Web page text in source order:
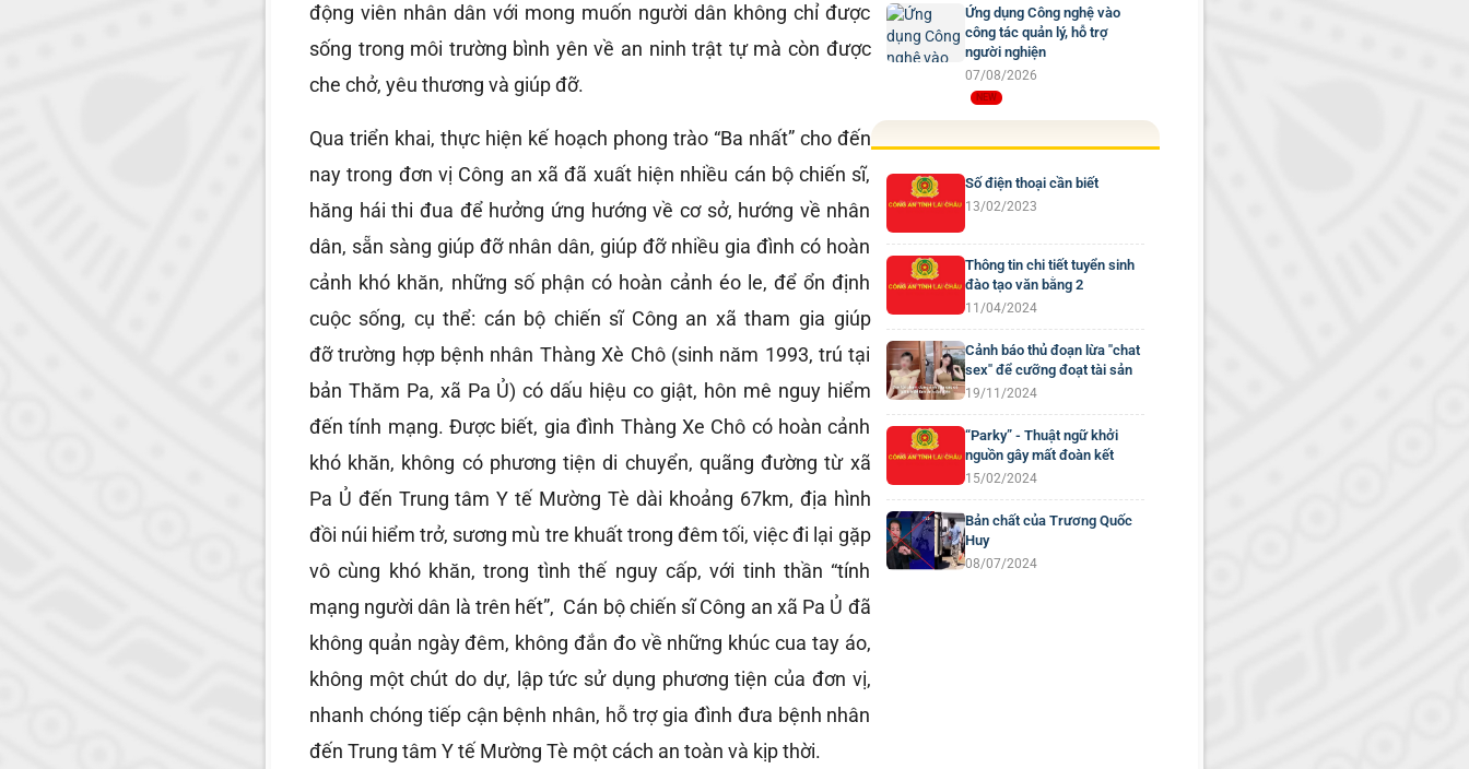
động viên nhân dân với mong muốn người dân không chỉ được
sống trong môi trường bình yên về an ninh trật tự mà còn được
che chở, yêu thương và giúp đỡ.
Qua triển khai, thực hiện kế hoạch phong trào “Ba nhất” cho đến
nay trong đơn vị Công an xã đã xuất hiện nhiều cán bộ chiến sĩ,
hăng hái thi đua để hưởng ứng hướng về cơ sở, hướng về nhân
dân, sẵn sàng giúp đỡ nhân dân, giúp đỡ nhiều gia đình có hoàn
cảnh khó khăn, những số phận có hoàn cảnh éo le, để ổn định
cuộc sống, cụ thể: cán bộ chiến sĩ Công an xã tham gia giúp
đỡ trường hợp bệnh nhân Thàng Xè Chô (sinh năm 1993, trú tại
bản Thăm Pa, xã Pa Ủ) có dấu hiệu co giật, hôn mê nguy hiểm
đến tính mạng. Được biết, gia đình Thàng Xe Chô có hoàn cảnh
khó khăn, không có phương tiện di chuyển, quãng đường từ xã
Pa Ủ đến Trung tâm Y tế Mường Tè dài khoảng 67km, địa hình
đồi núi hiểm trở, sương mù tre khuất trong đêm tối, việc đi lại gặp
vô cùng khó khăn, trong tình thế nguy cấp, với tinh thần “tính
mạng người dân là trên hết”, Cán bộ chiến sĩ Công an xã Pa Ủ đã
không quản ngày đêm, không đắn đo về những khúc cua tay áo,
không một chút do dự, lập tức sử dụng phương tiện của đơn vị,
nhanh chóng tiếp cận bệnh nhân, hỗ trợ gia đình đưa bệnh nhân
đến Trung tâm Y tế Mường Tè một cách an toàn và kịp thời.
Ứng dụng Công nghệ vào
công tác quản lý, hỗ trợ
người nghiện
07/08/2026
Số điện thoại cần biết
13/02/2023
Thông tin chi tiết tuyển sinh
đào tạo văn bằng 2
11/04/2024
Cảnh báo thủ đoạn lừa "chat
sex" để cưỡng đoạt tài sản
19/11/2024
“Parky” - Thuật ngữ khởi
nguồn gây mất đoàn kết
15/02/2024
Bản chất của Trương Quốc
Huy
08/07/2024